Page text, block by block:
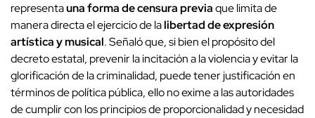
representauna forma de censura previaque limita de
manera directa el ejercicio de lalibertad de expresión
artística y musical. Señaló que, si bien el propósito del
decreto estatal, prevenir la incitación a la violencia y evitar la
glorificación de la criminalidad, puede tener justificación en
términos de política pública, ello no exime a las autoridades
de cumplir con los principios de proporcionalidad y necesidad